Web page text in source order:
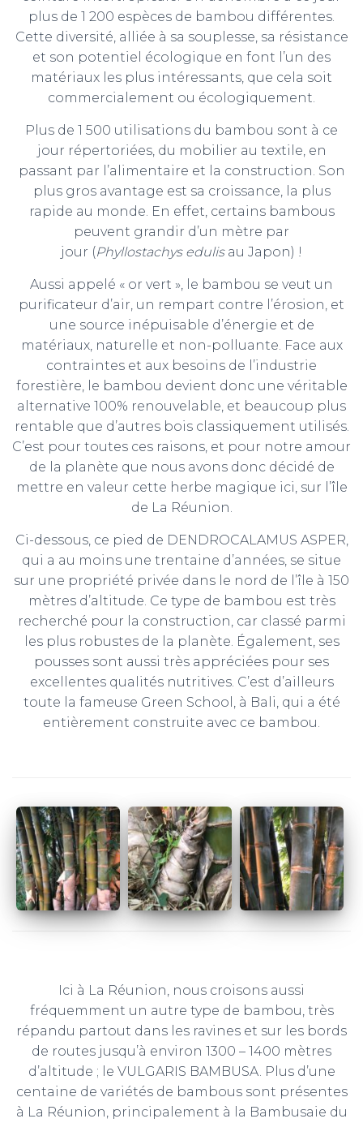
plus de 1 200 espèces de bambou différentes.
Cette diversité, alliée à sa souplesse, sa résistance
et son potentiel écologique en font l’un des
matériaux les plus intéressants, que cela soit
commercialement ou écologiquement.
Plus de 1 500 utilisations du bambou sont à ce
jour répertoriées, du mobilier au textile, en
passant par l’alimentaire et la construction. Son
plus gros avantage est sa croissance, la plus
rapide au monde. En effet, certains bambous
peuvent grandir d’un mètre par
jour (Phyllostachys edulisau Japon) !
Aussi appelé « or vert », le bambou se veut un
purificateur d’air, un rempart contre l’érosion, et
une source inépuisable d’énergie et de
matériaux, naturelle et non-polluante. Face aux
contraintes et aux besoins de l’industrie
forestière, le bambou devient donc une véritable
alternative 100% renouvelable, et beaucoup plus
rentable que d’autres bois classiquement utilisés.
C’est pour toutes ces raisons, et pour notre amour
de la planète que nous avons donc décidé de
mettre en valeur cette herbe magique ici, sur l’île
de La Réunion.
Ci-dessous, ce pied de DENDROCALAMUS ASPER,
qui a au moins une trentaine d’années, se situe
sur une propriété privée dans le nord de l’île à 150
mètres d’altitude. Ce type de bambou est très
recherché pour la construction, car classé parmi
les plus robustes de la planète. Également, ses
pousses sont aussi très appréciées pour ses
excellentes qualités nutritives. C’est d’ailleurs
toute la fameuse Green School, à Bali, qui a été
entièrement construite avec ce bambou.
Ici à La Réunion, nous croisons aussi
fréquemment un autre type de bambou, très
répandu partout dans les ravines et sur les bords
de routes jusqu’à environ 1300 – 1400 mètres
d’altitude ; le VULGARIS BAMBUSA. Plus d’une
centaine de variétés de bambous sont présentes
à La Réunion, principalement à la Bambusaie du